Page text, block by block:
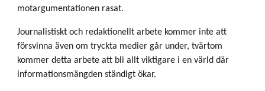
motargumentationen rasat.
Journalistiskt och redaktionellt arbete kommer inte att
försvinna även om tryckta medier går under, tvärtom
kommer detta arbete att bli allt viktigare i en värld där
informationsmängden ständigt ökar.